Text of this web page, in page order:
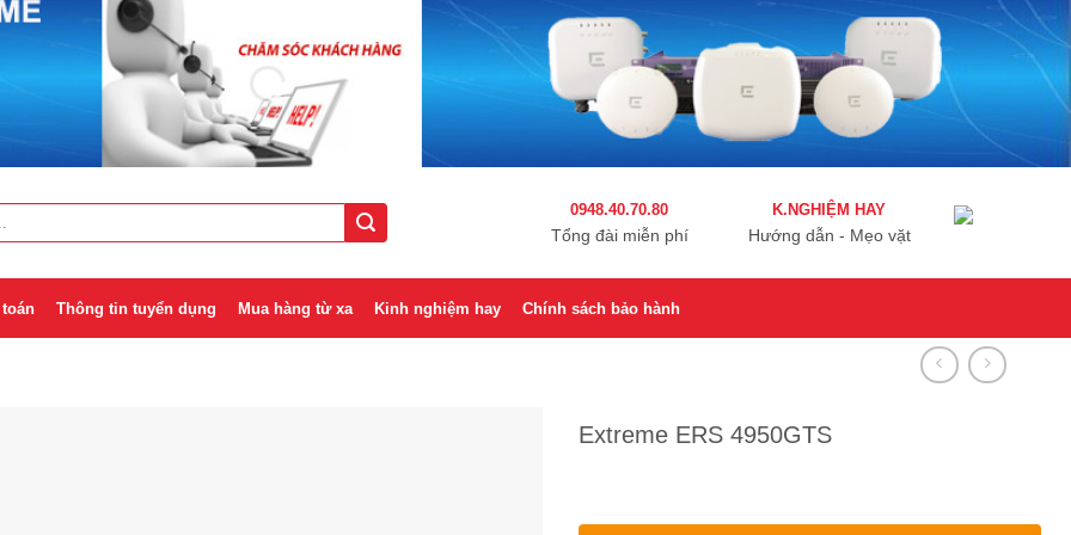
0948.40.70.80
Tổng đài miễn phí
K.NGHIỆM HAY
Hướng dẫn - Mẹo vặt
Thông tin tuyển dụng Mua hàng từ xa Kinh nghiệm hay Chính sách bảo hành
Extreme ERS 4950GTS